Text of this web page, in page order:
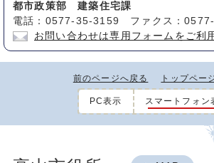
都市政策部 建築住宅課
電話：0577-35-3159 ファクス：
お問い合わせは専用フォームをご利
前のページへ戻る トップペー
PC表示 スマートフォン